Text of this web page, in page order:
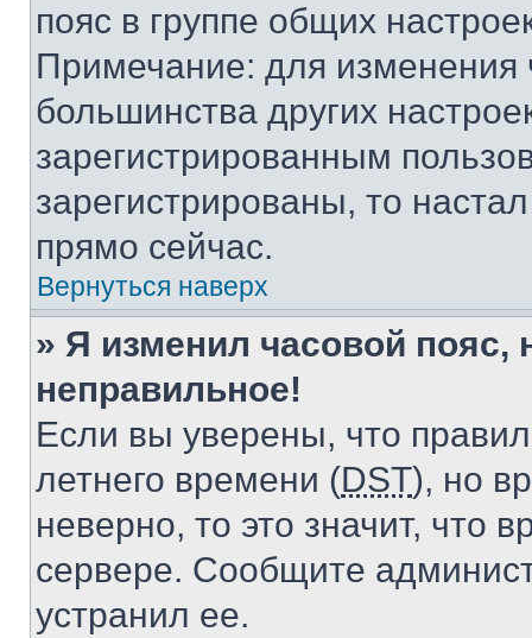
пояс в группе общих
Примечание: для изменения
большинства других
зарегистрированным
зарегистрированы, то
прямо сейчас.
Вернуться наверх
» Я изменил часовой пояс,
неправильное!
Если вы уверены, что
летнего времени (DST), но
неверно, то это значит, что
сервере. Сообщите
устранил ее.